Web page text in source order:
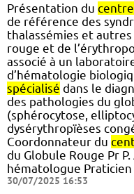
Présentation du centre
de référence des
thalassémies et
rouge et de
associé à un
d’hématologie
spécialisé dans le
des pathologies du
(sphérocytose,
dysérythropïèses
Coordonnateur du
du Globule Rouge Pr
hématologue Praticien
30/07/2025 16:53